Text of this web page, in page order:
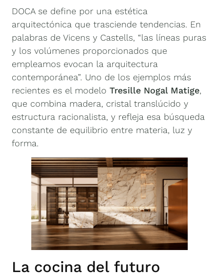
DOCA se define por una estética
arquitectónica que trasciende tendencias. En
palabras de Vicens y Castells, “las líneas puras
y los volúmenes proporcionados que
empleamos evocan la arquitectura
contemporánea”. Uno de los ejemplos más
recientes es el modelo Tresille Nogal Matige,
que combina madera, cristal translúcido y
estructura racionalista, y refleja esa búsqueda
constante de equilibrio entre materia, luz y
forma.
La cocina del futuro